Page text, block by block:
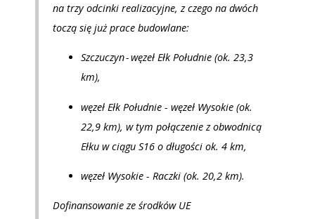
na trzy odcinki realizacyjne, z czego na dwóch
toczą się już prace budowlane:
Szczuczyn - węzeł Ełk Południe (ok. 23,3
km),
węzeł Ełk Południe - węzeł Wysokie (ok.
22,9 km), w tym połączenie z obwodnicą
Ełku w ciągu S16 o długości ok. 4 km,
węzeł Wysokie - Raczki (ok. 20,2 km).
Dofinansowanie ze środków UE